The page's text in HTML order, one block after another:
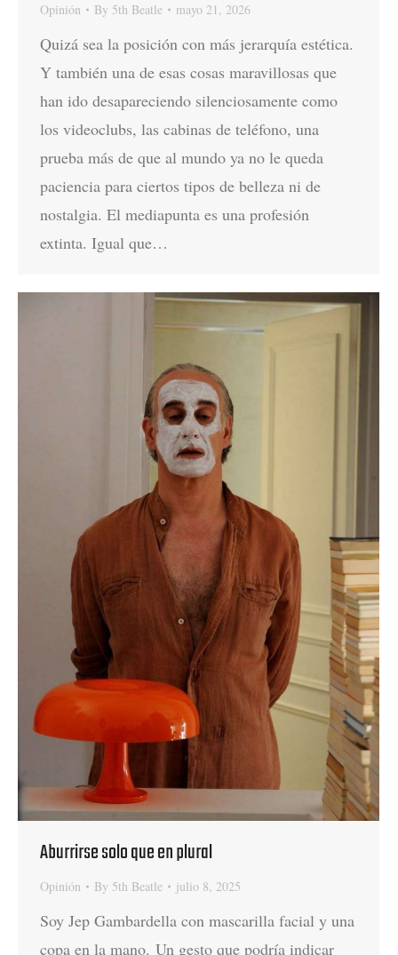
Opinión By 5th Beatle mayo 21, 2026
Quizá sea la posición con más jerarquía estética.
Y también una de esas cosas maravillosas que
han ido desapareciendo silenciosamente como
los videoclubs, las cabinas de teléfono, una
prueba más de que al mundo ya no le queda
paciencia para ciertos tipos de belleza ni de
nostalgia. El mediapunta es una profesión
extinta. Igual que…
Aburrirse solo que en plural
Opinión By 5th Beatle julio 8, 2025
Soy Jep Gambardella con mascarilla facial y una
copa en la mano. Un gesto que podría indicar